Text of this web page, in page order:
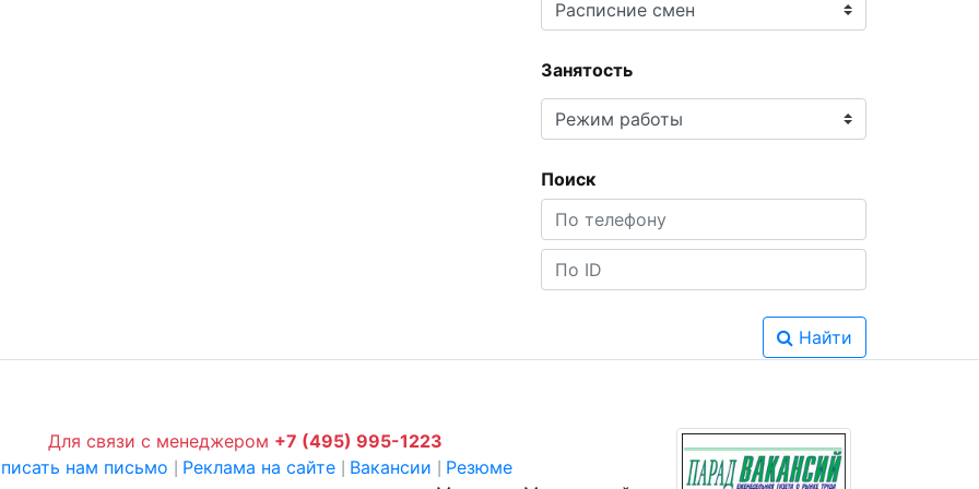
Занятость
Поиск
Найти
Для связи с менеджером +7 (495) 995-1223
нам письмо
Реклама на сайте Вакансии
Резюме